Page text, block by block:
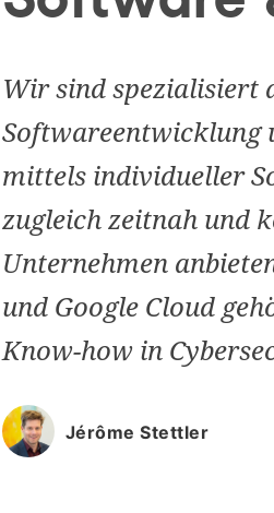
Wir sind spezialisiert
Softwareentwicklung
mittels individueller
zugleich zeitnah und
Unternehmen
und Google Cloud
Know-how in
Jérôme Stettler